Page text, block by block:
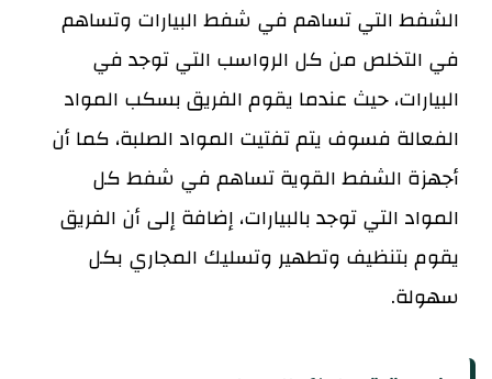
الشفط التي تساهم في شفط البيارات وتساهم
في التخلص من كل الرواسب التي توجد في
البيارات، حيث عندما يقوم الفريق بسكب المواد
الفعالة فسوف يتم تفتيت المواد الصلبة، كما أن
أجهزة الشفط القوية تساهم في شفط كل
المواد التي توجد بالبيارات، إضافة إلى أن الفريق
يقوم بتنظيف وتطهير وتسليك المجاري بكل
سهولة.